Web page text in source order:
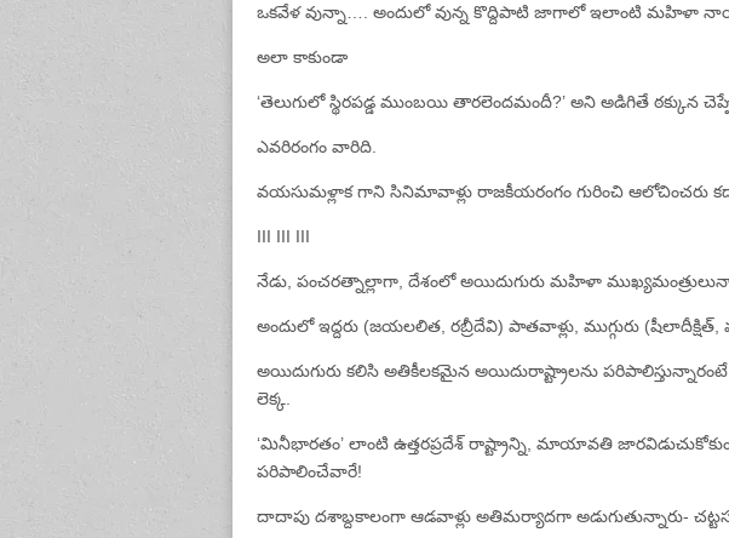
ఒకవేళ వున్నా…. అందులో వున్న కొద్దిపాటి జాగాలో ఇలాంటి మహిళా
అలా కాకుండా
‘తెలుగులో స్థిరపడ్డ ముంబయి తారలెందమందీ?’ అని అడిగితే ఠక్కున
ఎవరిరంగం వారిది.
వయసుమళ్లాక గాని సినిమావాళ్లు రాజకీయరంగం గురించి ఆలోచించరు
III III III
నేడు, పంచరత్నాల్లాగా, దేశంలో అయిదుగురు మహిళా
అందులో ఇద్దరు (జయలలిత, రబ్రీదేవి) పాతవాళ్లు, ముగ్గురు
అయిదుగురు కలిసి అతికీలకమైన అయిదురాష్ట్రాలను
లెక్క.
‘మినీభారతం’ లాంటి ఉత్తరప్రదేశ్‌ రాష్ట్రాన్ని, మాయావతి
పరిపాలించేవారే!
దాదాపు దశాబ్దకాలంగా ఆడవాళ్లు అతిమర్యాదగా అడుగుతున్నారు-